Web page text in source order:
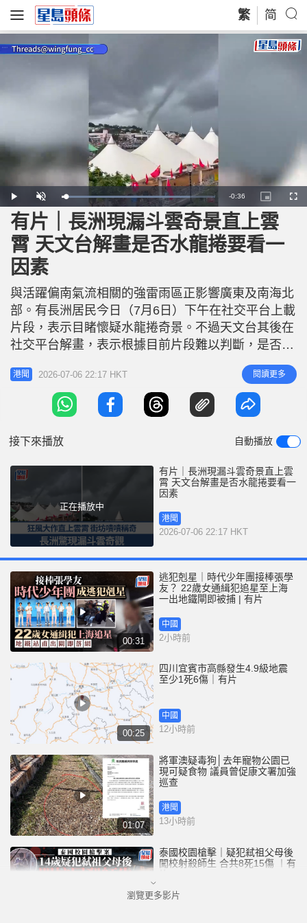
繁 简
P
l
a
y
U
n
m
u
e
L
o
a
d
e
:
8
3
R
e
m
n
n
-0:36
P
i
c
t
u
e
c
t
r
e
F
u
有片｜長洲現漏斗雲奇景直上雲
霄 天文台解畫是否水龍捲要看一
因素
與活躍偏南氣流相關的強雷雨區正影響廣東及南海北
部。有長洲居民今日（7月6日）下午在社交平台上載
片段，表示目睹懷疑水龍捲奇景。不過天文台其後在
社交平台解畫，表示根據目前片段難以判斷，是否為
水龍捲要根據一因素判斷。 片段所見，當時長洲對
開狂風大作，烏雲詭譎，其間一條漏斗雲直通雲霄，
離遠清晰可見，不少街坊嘖嘖稱奇。目擊者表示，片
段是於今日下午6時36分左右拍攝。翻看天文台雷達
港聞 2026-07-06 22:17 HKT 閱讀更多
接下來播放 自動播放
正在播放中
有片｜長洲現漏斗雲奇景直上雲
霄 天文台解畫是否水龍捲要看一
因素
港聞
2026-07-06 22:17 HKT
00:31
逃犯剋星｜時代少年團接棒張學
友？ 22歲女通緝犯追星至上海
一出地鐵閘即被捕 | 有片
中國
2小時前
00:25
四川宜賓市高縣發生4.9級地震
至少1死6傷｜有片
中國
12小時前
01:07
將軍澳疑毒狗│去年寵物公園已
現可疑食物 議員曾促康文署加強
巡查
港聞
13小時前
泰國校園槍擊｜疑犯弒祖父母後
闖校射殺師生 合共8死15傷 ︱有
國際
瀏覽更多影片